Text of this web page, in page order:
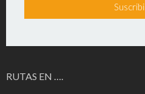
RUTAS EN ….